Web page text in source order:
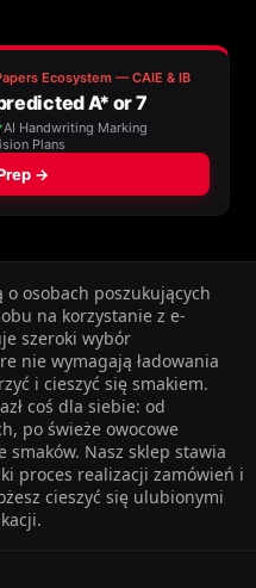
o osobach poszukujących
na korzystanie z e-
szeroki wybór
nie wymagają ładowania
i cieszyć się smakiem.
coś dla siebie: od
po świeże owocowe
Nasz sklep stawia
proces realizacji zamówień i
cieszyć się ulubionymi